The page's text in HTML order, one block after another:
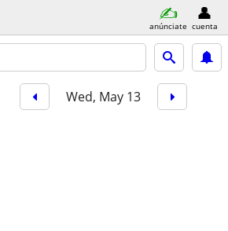
anúnciate cuenta
Wed, May 13